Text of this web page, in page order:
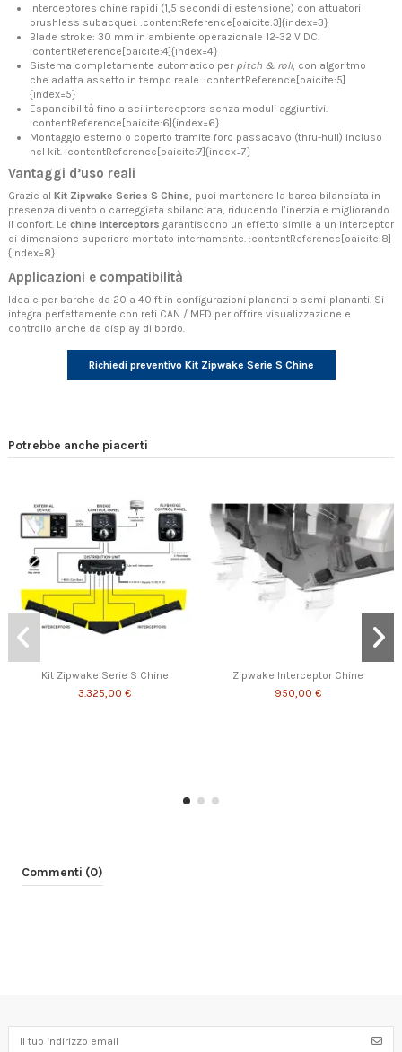
Interceptores chine rapidi (1,5 secondi di estensione) con attuatori
brushless subacquei. :contentReference[oaicite:3]{index=3}
Blade stroke: 30 mm in ambiente operazionale 12-32 V DC.
:contentReference[oaicite:4]{index=4}
Sistema completamente automatico per pitch & roll, con algoritmo
che adatta assetto in tempo reale. :contentReference[oaicite:5]
{index=5}
Espandibilità fino a sei interceptors senza moduli aggiuntivi.
:contentReference[oaicite:6]{index=6}
Montaggio esterno o coperto tramite foro passacavo (thru-hull) incluso
nel kit. :contentReference[oaicite:7]{index=7}
Vantaggi d’uso reali
Grazie al Kit Zipwake Series S Chine, puoi mantenere la barca bilanciata in
presenza di vento o carreggiata sbilanciata, riducendo l’inerzia e migliorando
il confort. Le chine interceptors garantiscono un effetto simile a un interceptor
di dimensione superiore montato internamente. :contentReference[oaicite:8]
{index=8}
Applicazioni e compatibilità
Ideale per barche da 20 a 40 ft in configurazioni plananti o semi-plananti. Si
integra perfettamente con reti CAN / MFD per offrire visualizzazione e
controllo anche da display di bordo.
Richiedi preventivo Kit Zipwake Serie S Chine
Potrebbe anche piacerti
Kit Zipwake Serie S Chine
3.325,00 €
Zipwake Interceptor Chine
950,00 €
Commenti (0)